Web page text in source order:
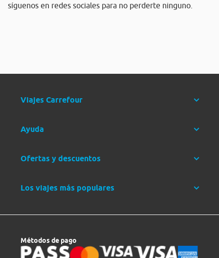
síguenos en redes sociales para no perderte ninguno.
Viajes Carrefour
Ayuda
Ofertas y descuentos
Los viajes más populares
Métodos de pago